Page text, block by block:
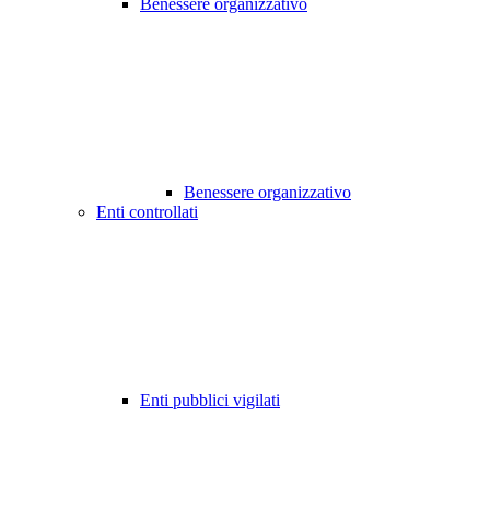
Benessere organizzativo
Benessere organizzativo
Enti controllati
Enti pubblici vigilati